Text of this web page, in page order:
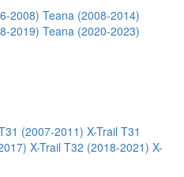
2008) Teana (2008-2014)
2019) Teana (2020-2023)
(2007-2011) X-Trail T31
X-Trail T32 (2018-2021) X-